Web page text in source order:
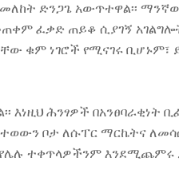
ድንጋጌ አውጥተዋል፡፡
ፈቃድ ጠይቆ ሲያገኝ
ቁም ነገሮች የሚናገሩ ቢሆኑም፣
እነዚህ ሕንፃዎች በአንፀባራቂነት
ቦታ ለሱፐር ማርኬትና
ተቀጥላዎችንም እንደሚጨምሩ